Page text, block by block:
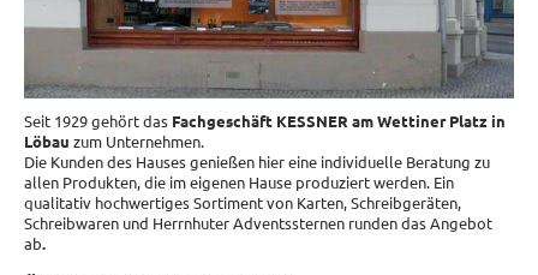
Seit 1929 gehört das Fachgeschäft KESSNER am Wettiner Platz in
Löbau zum Unternehmen.
Die Kunden des Hauses genießen hier eine individuelle Beratung zu
allen Produkten, die im eigenen Hause produziert werden. Ein
qualitativ hochwertiges Sortiment von Karten, Schreibgeräten,
Schreibwaren und Herrnhuter Adventssternen runden das Angebot
ab.